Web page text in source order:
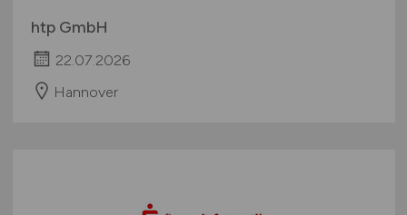
htp GmbH
22.07.2026
Hannover